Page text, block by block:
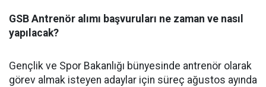
GSB Antrenör alımı başvuruları ne zaman ve nasıl
yapılacak?
Gençlik ve Spor Bakanlığı bünyesinde antrenör olarak
görev almak isteyen adaylar için süreç ağustos ayında